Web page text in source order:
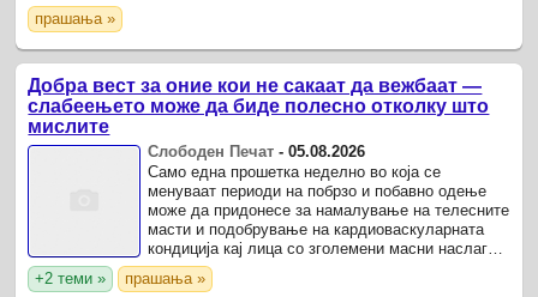
прашања »
Добра вест за оние кои не сакаат да вежбаат —
слабеењето може да биде полесно отколку што
мислите
Слободен Печат -05.08.2026
Само една прошетка неделно во која се
менуваат периоди на побрзо и побавно одење
може да придонесе за намалување на телесните
масти и подобрување на кардиоваскуларната
кондиција кај лица со зголемени масни наслаги
во пределот на стомакот, покажува ново
истражување .
+2 теми » прашања »